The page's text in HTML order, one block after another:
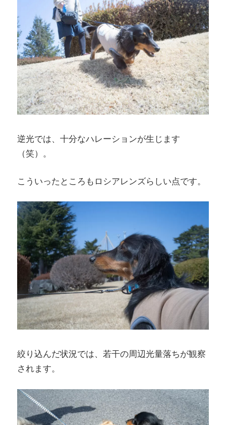
逆光では、十分なハレーションが生じます
（笑）。
こういったところもロシアレンズらしい点です。
絞り込んだ状況では、若干の周辺光量落ちが観察
されます。